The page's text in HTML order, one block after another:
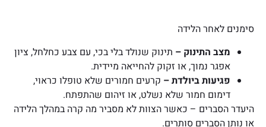
סימנים לאחר הלידה
מצב התינוק – תינוק שנולד בלי בכי, עם צבע כחלחל, ציון
אפגר נמוך, או זקוק להחייאה מיידית.
פגיעות ביולדת – קרעים חמורים שלא טופלו כראוי,
דימום חמור שלא נשלט, או זיהום שהתפתח.
היעדר הסברים – כאשר הצוות לא מסביר מה קרה במהלך הלידה
או נותן הסברים סותרים.